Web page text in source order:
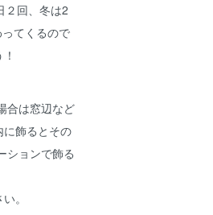
２回、冬は2
てくるので
合は窓辺など
に飾るとその
ションで飾る
。